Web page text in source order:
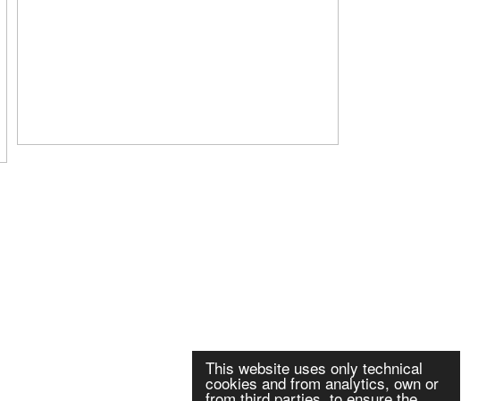
This website uses only technical
cookies and from analytics, own or